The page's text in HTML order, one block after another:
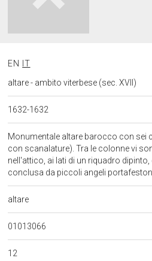
EN
IT
altare - ambito viterbese (sec. XVII)
1632-1632
Monumentale altare barocco con sei
con scanalature). Tra le colonne vi
nell'attico, ai lati di un riquadro
conclusa da piccoli angeli
altare
01013066
12